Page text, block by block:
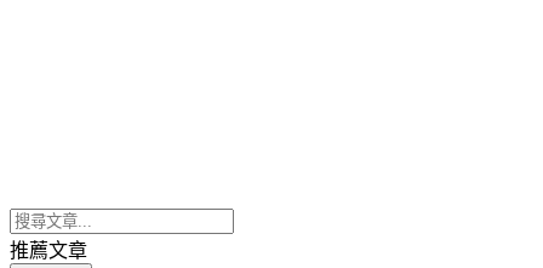
推薦文章